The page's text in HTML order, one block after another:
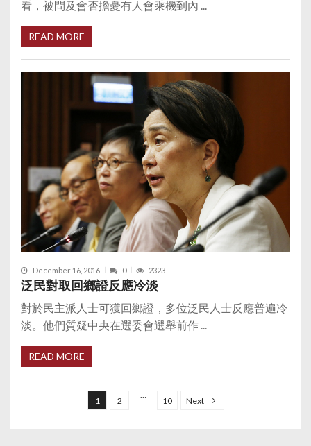
看，被問及會否擔憂有人會乘機到內 ...
READ MORE
December 16, 2016 0 2323
泛民對取回鄉證反應冷淡
對於民主派人士可獲回鄉證，多位泛民人士反應普遍冷
淡。他們質疑中央在選委會選舉前作 ...
READ MORE
1 2
…
10 Next